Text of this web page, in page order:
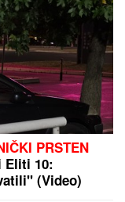
FATALAN!"